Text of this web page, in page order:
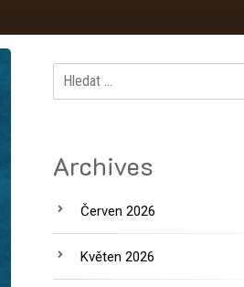
Vyhledávání
Archives
Červen 2026
Květen 2026